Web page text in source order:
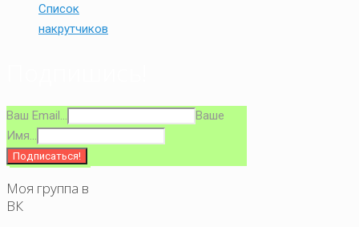
Список
накрутчиков
Ваш Email...
Ваше
Имя...
Моя группа в
ВК